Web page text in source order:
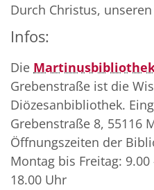
Durch Christus,
Infos:
Die
Grebenstraße ist die
Diözesanbibliothek.
Grebenstraße 8, 55116
Öffnungszeiten der
Montag bis Freitag:
18.00 Uhr